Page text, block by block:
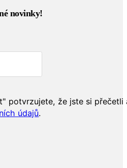
novinky!​
potvrzujete, že jste si přečetli
údajů.